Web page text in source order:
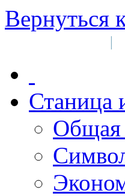
Вернуться
|
Станица
Общая